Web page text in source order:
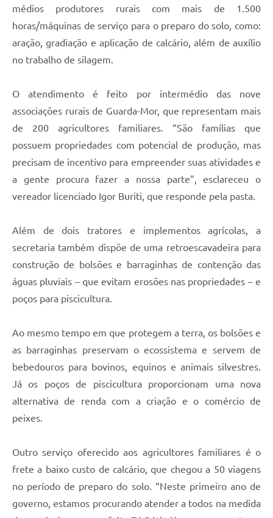
médios produtores rurais com mais de 1.500
horas/máquinas de serviço para o preparo do solo, como:
aração, gradiação e aplicação de calcário, além de auxílio
no trabalho de silagem.
O atendimento é feito por intermédio das nove
associações rurais de Guarda-Mor, que representam mais
de 200 agricultores familiares. “São famílias que
possuem propriedades com potencial de produção, mas
precisam de incentivo para empreender suas atividades e
a gente procura fazer a nossa parte”, esclareceu o
vereador licenciado Igor Buriti, que responde pela pasta.
Além de dois tratores e implementos agrícolas, a
secretaria também dispõe de uma retroescavadeira para
construção de bolsões e barraginhas de contenção das
águas pluviais – que evitam erosões nas propriedades – e
poços para piscicultura.
Ao mesmo tempo em que protegem a terra, os bolsões e
as barraginhas preservam o ecossistema e servem de
bebedouros para bovinos, equinos e animais silvestres.
Já os poços de piscicultura proporcionam uma nova
alternativa de renda com a criação e o comércio de
peixes.
Outro serviço oferecido aos agricultores familiares é o
frete a baixo custo de calcário, que chegou a 50 viagens
no período de preparo do solo. “Neste primeiro ano de
governo, estamos procurando atender a todos na medida